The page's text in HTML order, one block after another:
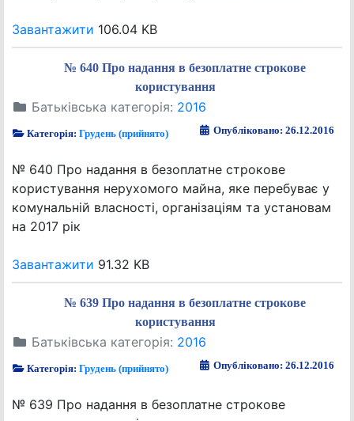
Завантажити 106.04 KB
№ 640 Про надання в безоплатне строкове
користування
Батьківська категорія: 2016
Категорія:Грудень (прийнято) Опубліковано: 26.12.2016
№ 640 Про надання в безоплатне строкове
користування нерухомого майна, яке перебуває у
комунальній власності, організаціям та установам
на 2017 рік
Завантажити 91.32 KB
№ 639 Про надання в безоплатне строкове
користування
Батьківська категорія: 2016
Категорія:Грудень (прийнято) Опубліковано: 26.12.2016
№ 639 Про надання в безоплатне строкове